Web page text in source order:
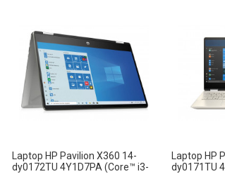
Laptop HP Pavilion X360 14-
dy0172TU 4Y1D7PA (Core™ i3-
Laptop HP
dy0171TU